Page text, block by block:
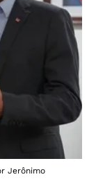
Jerônimo